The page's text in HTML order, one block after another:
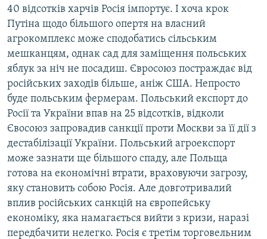
40 відсотків харчів Росія імпортує. І хоча крок
Путіна щодо більшого опертя на власний
агрокомплекс може сподобатись сільським
мешканцям, однак сад для заміщення польських
яблук за ніч не посадиш. Євросоюз постраждає від
російських заходів більше, аніж США. Непросто
буде польським фермерам. Польський експорт до
Росії та України впав на 25 відсотків, відколи
Євосоюз запровадив санкції проти Москви за її дії з
дестабілізації України. Польський агроекспорт
може зазнати ще більшого спаду, але Польща
готова на економічні втрати, враховуючи загрозу,
яку становить собою Росія. Але довготривалий
вплив російських санкцій на європейську
економіку, яка намагається вийти з кризи, наразі
передбачити нелегко. Росія є третім торговельним